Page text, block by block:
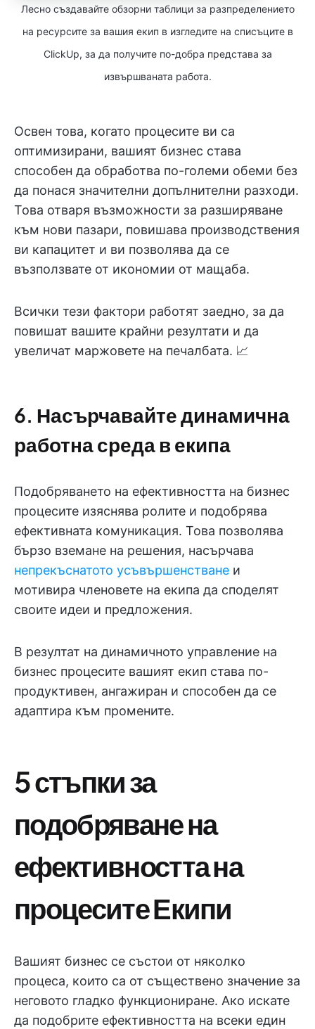
Лесно създавайте обзорни таблици за разпределението
на ресурсите за вашия екип в изгледите на списъците в
ClickUp, за да получите по-добра представа за
извършваната работа.
Освен това, когато процесите ви са
оптимизирани, вашият бизнес става
способен да обработва по-големи обеми без
да понася значителни допълнителни разходи.
Това отваря възможности за разширяване
към нови пазари, повишава производствения
ви капацитет и ви позволява да се
възползвате от икономии от мащаба.
Всички тези фактори работят заедно, за да
повишат вашите крайни резултати и да
увеличат маржовете на печалбата. 📈
6. Насърчавайте динамична
работна среда в екипа
Подобряването на ефективността на бизнес
процесите изяснява ролите и подобрява
ефективната комуникация. Това позволява
бързо вземане на решения, насърчава
непрекъснатото усъвършенстване и
мотивира членовете на екипа да споделят
своите идеи и предложения.
В резултат на динамичното управление на
бизнес процесите вашият екип става по-
продуктивен, ангажиран и способен да се
адаптира към промените.
5 стъпки за
подобряване на
ефективността на
процесите Екипи
Вашият бизнес се състои от няколко
процеса, които са от съществено значение за
неговото гладко функциониране. Ако искате
да подобрите ефективността на всеки един